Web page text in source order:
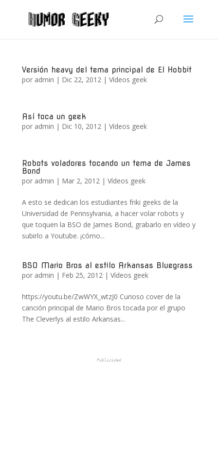
Versión heavy del tema principal de El Hobbit
por admin | Dic 22, 2012| Vídeos geek
Así toca un geek
por admin | Dic 10, 2012| Vídeos geek
Robots voladores tocando un tema de James
Bond
por admin | Mar 2, 2012| Vídeos geek
A esto se dedican los estudiantes friki geeks de la
Universidad de Pennsylvania, a hacer volar robots y
que toquen la BSO de James Bond, grabarlo en vídeo y
subirlo a Youtube. ¡cómo...
BSO Mario Bros al estilo Arkansas Bluegrass
por admin | Feb 25, 2012| Vídeos geek
https://youtu.be/ZwWYX_wtzJ0 Curioso cover de la
canción principal de Mario Bros tocada por el grupo
The Cleverlys al estilo Arkansas...
Publicidad